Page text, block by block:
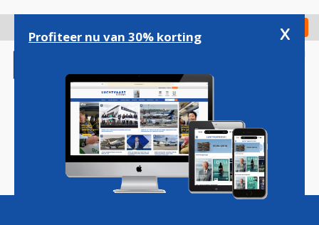
gaan
Check in
Magazine Podcasts Vacatures
Profiteer nu van 30% korting x